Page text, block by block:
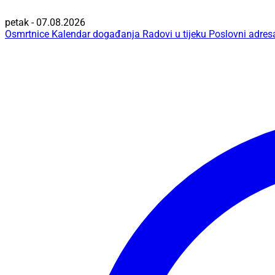
petak - 07.08.2026
Osmrtnice Kalendar događanja Radovi u tijeku Poslovni